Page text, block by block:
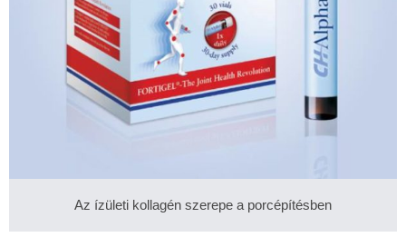
Az ízületi kollagén szerepe a porcépítésben